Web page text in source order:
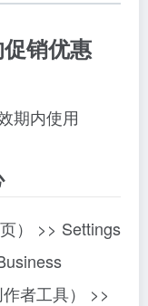
销优惠
期内使用
） >> Settings
者工具） >>